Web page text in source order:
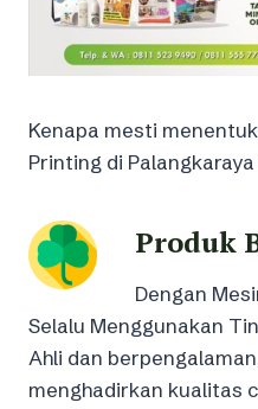
Kenapa mesti
Printing di Palangkaraya
Produk
Dengan
Selalu Menggunakan
Ahli dan
menghadirkan kualitas